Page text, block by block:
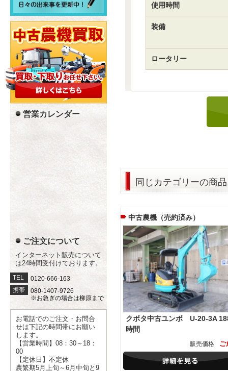
使用時間
装備
ロータリー
同じカテゴリーの商品
中古農機（売約済み）
クボタ中古ユンボ U-20-3A
時間
販売価格 ご
営業カレンダー
ご注文について
インターネット販売について
は24時間受付けております。
TEL
0120-666-163
携帯
080-1407-9726
※お急ぎの場合は柳原まで
お電話でのご注文・お問合
せは下記の時間帯にお願い
します。
【営業時間】08：30～18：
00
【定休日】不定休
農繁期5月上旬～6月中旬と9